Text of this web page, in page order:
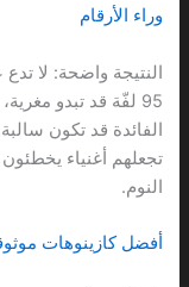
وراء الأرقام
النتيجة واضحة: لا
95 لفّة قد تبدو
الفائدة قد تكون
تجعلهم أغنياء
النوم.
أفضل كازينوهات موثوقة 2026 السعودية: صراحة لا مكان